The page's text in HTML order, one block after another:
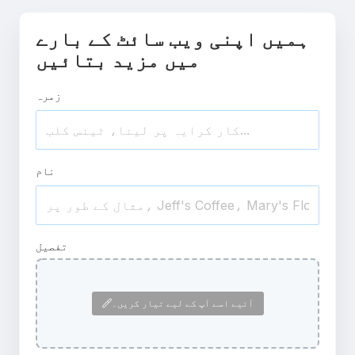
ہمیں اپنی ویب سائٹ کے بارے
میں مزید بتائیں
زمرہ
نام
تفصیل
آئیے اسے آپ کے لیے تیار کریں۔